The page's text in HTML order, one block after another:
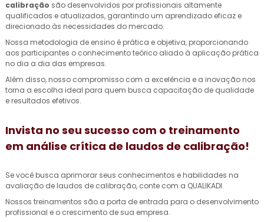
calibração são desenvolvidos por profissionais altamente
qualificados e atualizados, garantindo um aprendizado eficaz e
direcionado às necessidades do mercado.
Nossa metodologia de ensino é prática e objetiva, proporcionando
aos participantes o conhecimento teórico aliado à aplicação prática
no dia a dia das empresas.
Além disso, nosso compromisso com a excelência e a inovação nos
torna a escolha ideal para quem busca capacitação de qualidade
e resultados efetivos.
Invista no seu sucesso com o treinamento
em análise crítica de laudos de calibração!
Se você busca aprimorar seus conhecimentos e habilidades na
avaliação de laudos de calibração, conte com a QUALIKADI.
Nossos treinamentos são a porta de entrada para o desenvolvimento
profissional e o crescimento de sua empresa.